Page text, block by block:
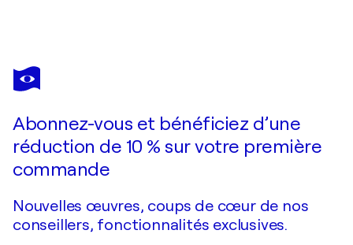
ALTIN FURXHI
SAN FRANCISCO AFTERNOON
Abonnez-vous et bénéficiez d’une
réduction de 10 % sur votre première
commande
Nouvelles œuvres, coups de cœur de nos
conseillers, fonctionnalités exclusives.